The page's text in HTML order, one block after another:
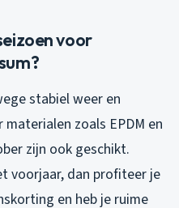
voor
stabiel weer en
zoals EPDM en
zijn ook geschikt.
voorjaar, dan profiteer je
en heb je ruime